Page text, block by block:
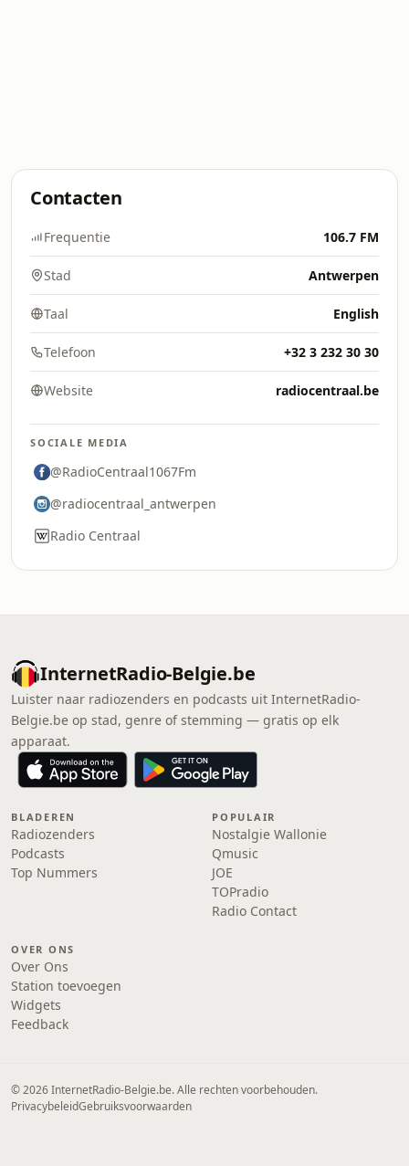
Contacten
Frequentie 106.7 FM
Stad Antwerpen
Taal English
Telefoon +32 3 232 30 30
Website radiocentraal.be
SOCIALE MEDIA
@RadioCentraal1067Fm
@radiocentraal_antwerpen
Radio Centraal
InternetRadio-Belgie.be
Luister naar radiozenders en podcasts uit InternetRadio-
Belgie.be op stad, genre of stemming — gratis op elk
apparaat.
BLADEREN
Radiozenders
Podcasts
Top Nummers
POPULAIR
Nostalgie Wallonie
Qmusic
JOE
TOPradio
Radio Contact
OVER ONS
Over Ons
Station toevoegen
Widgets
Feedback
© 2026 InternetRadio-Belgie.be. Alle rechten voorbehouden.
PrivacybeleidGebruiksvoorwaarden